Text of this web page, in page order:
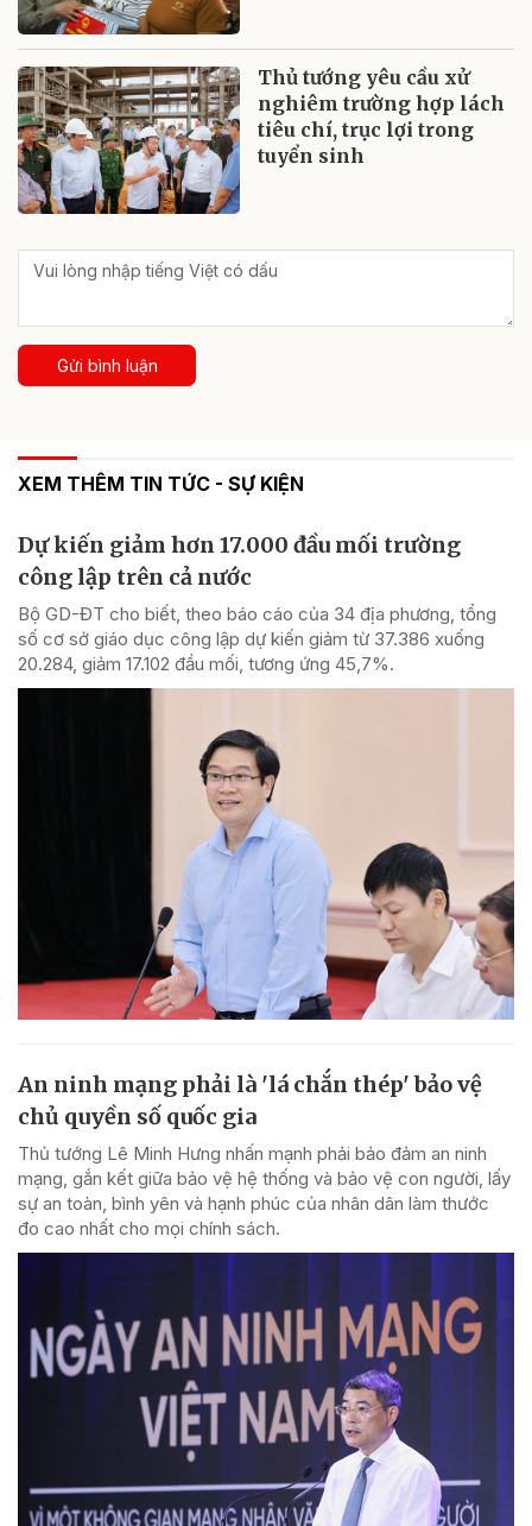
Thủ tướng yêu cầu xử
nghiêm trường hợp lách
tiêu chí, trục lợi trong
tuyển sinh
Gửi bình luận
XEM THÊM TIN TỨC - SỰ KIỆN
Dự kiến giảm hơn 17.000 đầu mối trường
công lập trên cả nước
Bộ GD-ĐT cho biết, theo báo cáo của 34 địa phương, tổng
số cơ sở giáo dục công lập dự kiến giảm từ 37.386 xuống
20.284, giảm 17.102 đầu mối, tương ứng 45,7%.
An ninh mạng phải là 'lá chắn thép' bảo vệ
chủ quyền số quốc gia
Thủ tướng Lê Minh Hưng nhấn mạnh phải bảo đảm an ninh
mạng, gắn kết giữa bảo vệ hệ thống và bảo vệ con người, lấy
sự an toàn, bình yên và hạnh phúc của nhân dân làm thước
đo cao nhất cho mọi chính sách.